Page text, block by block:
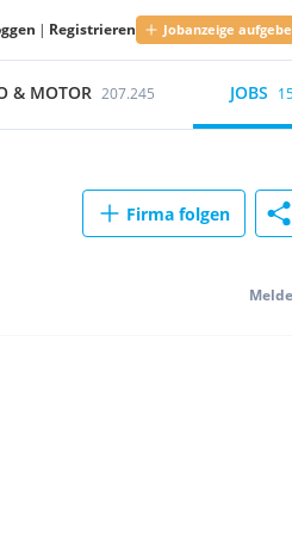
| Registrieren Jobanzeige
& MOTOR 207.245 JOBS
Firma folgen